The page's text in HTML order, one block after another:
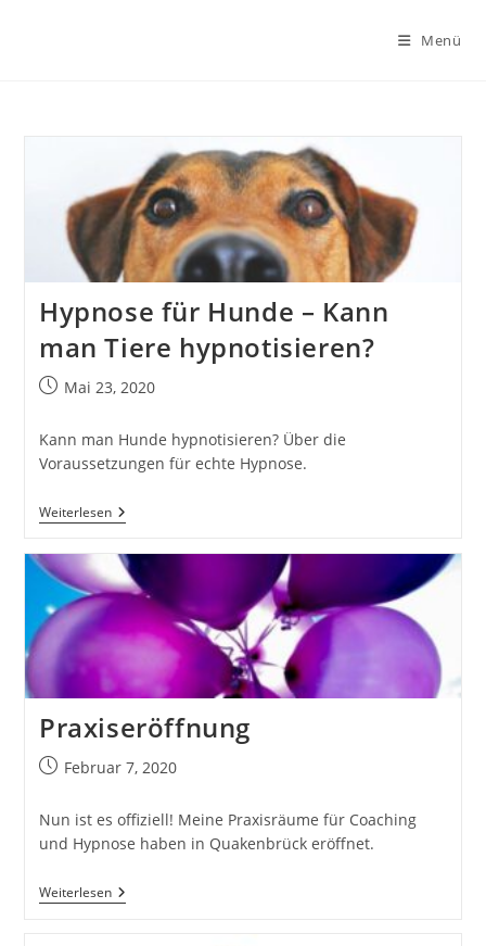
Menü
Hypnose für Hunde – Kann
man Tiere hypnotisieren?
BeitragMai 23, 2020
Kann man Hunde hypnotisieren? Über die
Voraussetzungen für echte Hypnose.
WeiterlesenHypnose
Für
–
Kann
Man
Tiere
Hypnotisieren?
Praxiseröffnung
BeitragFebruar 7, 2020
Nun ist es offiziell! Meine Praxisräume für Coaching
und Hypnose haben in Quakenbrück eröffnet.
WeiterlesenPraxiseröffnung